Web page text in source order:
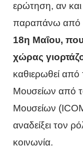
ερώτηση, αν και
παραπάνω από
18η Μαΐου,
χώρας
καθιερωθεί
Μουσείων από
Μουσείων
αναδείξει τον
κοινωνία.